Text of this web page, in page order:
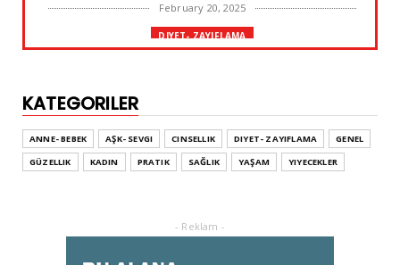
February 20, 2025
DIYET- ZAYIFLAMA
Leke ve çatlak tedavisinde radyofrekans
yöntemi
February 02, 2025
Dufold Etiketler Hakkında Bilgi
KATEGORILER
ANNE- BEBEK AŞK- SEVGI CINSELLIK DIYET- ZAYIFLAMA
GENEL
GÜZELLIK
KADIN PRATIK SAĞLIK YAŞAM YIYECEKLER
- Reklam -